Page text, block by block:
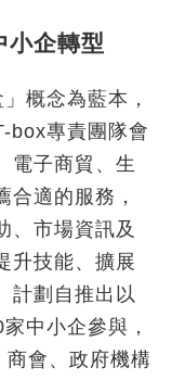
小企轉型
概念為藍本，
box專責團隊會
電子商貿、生
合適的服務，
、市場資訊及
升技能、擴展
計劃自推出以
中小企參與，
會、政府機構